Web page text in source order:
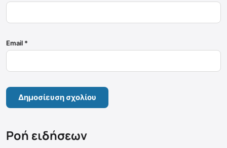
Email *
Ροή ειδήσεων